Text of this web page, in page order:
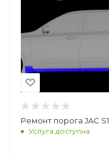
Ремонт порога JAC S1
Услуга доступна